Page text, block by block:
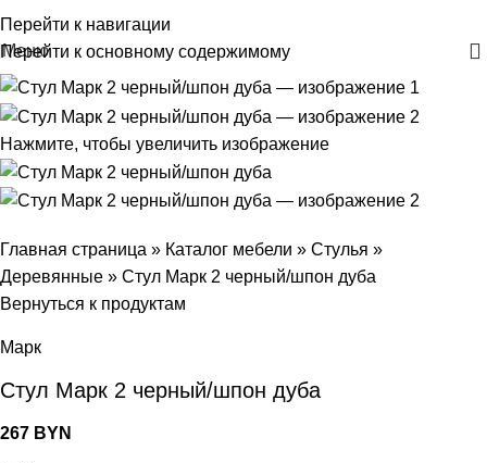
Перейти к навигации
Перейти к основному содержимому
Меню
Нажмите, чтобы увеличить изображение
Главная страница » Каталог мебели » Стулья »
Деревянные » Стул Марк 2 черный/шпон дуба
Вернуться к продуктам
Марк
Стул Марк 2 черный/шпон дуба
267 BYN